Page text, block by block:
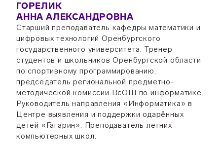
ГОРЕЛИК
АННА АЛЕКСАНДРОВНА
Старший преподаватель кафедры математики и
цифровых технологий Оренбургского
государственного университета. Тренер
студентов и школьников Оренбургской области
по спортивному программированию,
председатель региональной предметно-
методической комиссии ВсОШ по информатике.
Руководитель направления «Информатика» в
Центре выявления и поддержки одарённых
детей «Гагарин». Преподаватель летних
компьютерных школ.